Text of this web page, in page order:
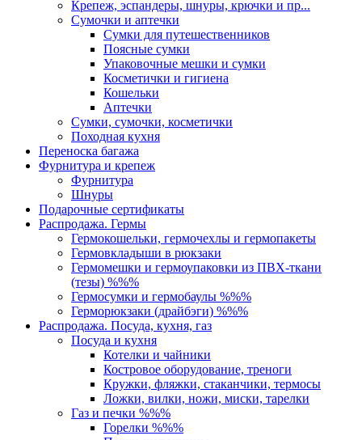
Крепеж, эспандеры, шнуры, крючки и пр...
Сумочки и аптечки
Сумки для путешественников
Поясные сумки
Упаковочные мешки и сумки
Косметички и гигиена
Кошельки
Аптечки
Сумки, сумочки, косметички
Походная кухня
Переноска багажа
Фурнитура и крепеж
Фурнитура
Шнуры
Подарочные сертификаты
Распродажа. Гермы
Гермокошельки, гермочехлы и гермопакеты
Гермовкладыши в рюкзаки
Гермомешки и гермоупаковки из ПВХ-ткани
(тезы) %%%
Гермосумки и гермобаулы %%%
Герморюкзаки (драйбэги) %%%
Распродажа. Посуда, кухня, газ
Посуда и кухня
Котелки и чайники
Костровое оборудование, треноги
Кружки, фляжки, стаканчики, термосы
Ложки, вилки, ножи, миски, тарелки
Газ и печки %%%
Горелки %%%